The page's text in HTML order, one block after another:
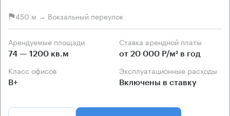
450 м → Вокзальный переулок
Арендуемые площади
74 — 1200 кв.м
Ставка арендной платы
от 20 000 Р/м² в год
Класс офисов
B+
Эксплуатационные расходы
Включены в ставку